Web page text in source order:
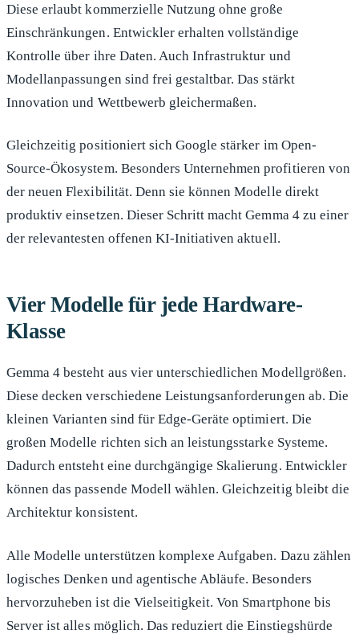
Diese erlaubt kommerzielle Nutzung ohne große
Einschränkungen. Entwickler erhalten vollständige
Kontrolle über ihre Daten. Auch Infrastruktur und
Modellanpassungen sind frei gestaltbar. Das stärkt
Innovation und Wettbewerb gleichermaßen.
Gleichzeitig positioniert sich Google stärker im Open-
Source-Ökosystem. Besonders Unternehmen profitieren von
der neuen Flexibilität. Denn sie können Modelle direkt
produktiv einsetzen. Dieser Schritt macht Gemma 4 zu einer
der relevantesten offenen KI-Initiativen aktuell.
Vier Modelle für jede Hardware-
Klasse
Gemma 4 besteht aus vier unterschiedlichen Modellgrößen.
Diese decken verschiedene Leistungsanforderungen ab. Die
kleinen Varianten sind für Edge-Geräte optimiert. Die
großen Modelle richten sich an leistungsstarke Systeme.
Dadurch entsteht eine durchgängige Skalierung. Entwickler
können das passende Modell wählen. Gleichzeitig bleibt die
Architektur konsistent.
Alle Modelle unterstützen komplexe Aufgaben. Dazu zählen
logisches Denken und agentische Abläufe. Besonders
hervorzuheben ist die Vielseitigkeit. Von Smartphone bis
Server ist alles möglich. Das reduziert die Einstiegshürde